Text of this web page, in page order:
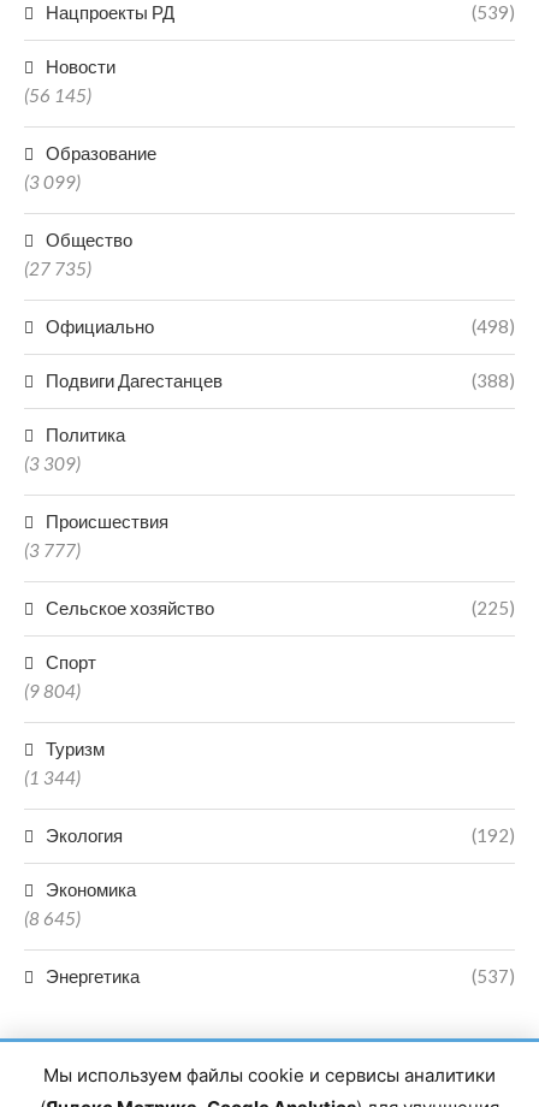
Нацпроекты РД (539)
Новости
(56 145)
Образование
(3 099)
Общество
(27 735)
Официально (498)
Подвиги Дагестанцев (388)
Политика
(3 309)
Происшествия
(3 777)
Сельское хозяйство (225)
Спорт
(9 804)
Туризм
(1 344)
Экология (192)
Экономика
(8 645)
Энергетика (537)
Мы используем файлы cookie и сервисы аналитики